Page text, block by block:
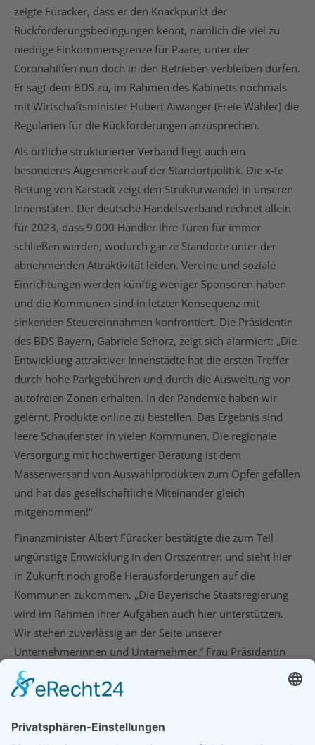
zeigte Füracker, dass er den Knackpunkt der
Rückforderungsbedingungen kennt, nämlich die viel zu
niedrige Einkommensgrenze für Paare, unter der
Coronahilfen nun doch in den Betrieben verbleiben dürfen.
Er sagt dem BDS zu, im Rahmen des Kabinetts nochmals
mit Wirtschaftsminister Hubert Aiwanger (Freie Wähler) die
Regularien für die Rückforderungen anzusprechen.
Als örtliche strukturierter Verband liegt auch ein
besonderes Augenmerk auf der Standortpolitik. Die x-te
Rettung von Karstadt zeigt den Strukturwandel in unseren
Innenstäten. Der deutsche Handelsverband rechnet allein
für 2023, dass 9.000 Händler ihre Türen für immer
schließen werden, wodurch ganze Standorte unter der
abnehmenden Attraktivität leiden. Vereine und soziale
Einrichtungen werden künftig weniger Sponsoren haben
und die Kommunen sind in letzter Konsequenz mit
sinkenden Steuereinnahmen konfrontiert. Die Präsidentin
des BDS Bayern, Gabriele Sehorz, zeigt sich alarmiert: „Die
Entwicklung attraktiver Innenstädte hat die ersten Treffer
durch hohe Parkgebühren und durch die Ausweitung von
autofreien Zonen erhalten. In der Pandemie haben wir
gelernt, Produkte online zu bestellen. Das Ergebnis sind
leere Schaufenster in vielen Kommunen. Die regionale
Versorgung mit hochwertiger Beratung ist dem
Massenversand von Auswahlprodukten zum Opfer gefallen
und hat das gesellschaftliche Miteinander gleich
mitgenommen!“
Finanzminister Albert Füracker bestätigte die zum Teil
ungünstige Entwicklung in den Ortszentren und sieht hier
in Zukunft noch große Herausforderungen auf die
Kommunen zukommen. „Die Bayerische Staatsregierung
wird im Rahmen ihrer Aufgaben auch hier unterstützen.
Wir stehen zuverlässig an der Seite unserer
Unternehmerinnen und Unternehmer.“ Frau Präsidentin
Sehorz schloss den Austausch mit der Ankündigung: „Ich
werde Sie beim Wort nehmen!“